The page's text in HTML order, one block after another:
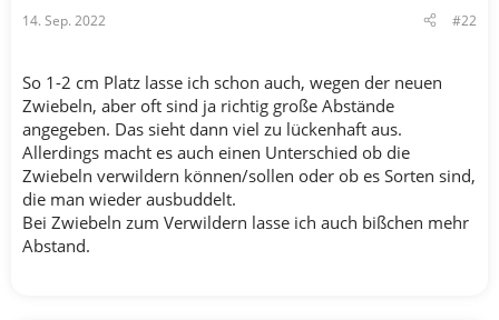
14. Sep. 2022 #22
So 1-2 cm Platz lasse ich schon auch, wegen der neuen
Zwiebeln, aber oft sind ja richtig große Abstände
angegeben. Das sieht dann viel zu lückenhaft aus.
Allerdings macht es auch einen Unterschied ob die
Zwiebeln verwildern können/sollen oder ob es Sorten sind,
die man wieder ausbuddelt.
Bei Zwiebeln zum Verwildern lasse ich auch bißchen mehr
Abstand.